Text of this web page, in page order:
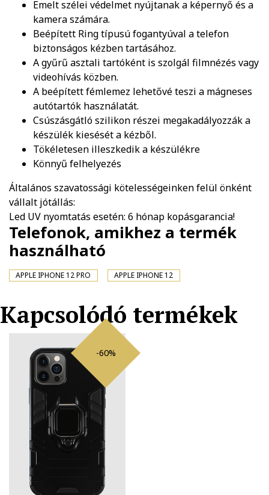
Emelt szélei védelmet nyújtanak a képernyő és a
kamera számára.
Beépített Ring típusú fogantyúval a telefon
biztonságos kézben tartásához.
A gyűrű asztali tartóként is szolgál filmnézés vagy
videohívás közben.
A beépített fémlemez lehetővé teszi a mágneses
autótartók használatát.
Csúszásgátló szilikon részei megakadályozzák a
készülék kiesését a kézből.
Tökéletesen illeszkedik a készülékre
Könnyű felhelyezés
Általános szavatossági kötelességeinken felül önként
vállalt jótállás:
Led UV nyomtatás esetén: 6 hónap kopásgarancia!
Telefonok, amikhez a termék
használható
APPLE IPHONE 12 PRO APPLE IPHONE 12
Kapcsolódó termékek
-60%